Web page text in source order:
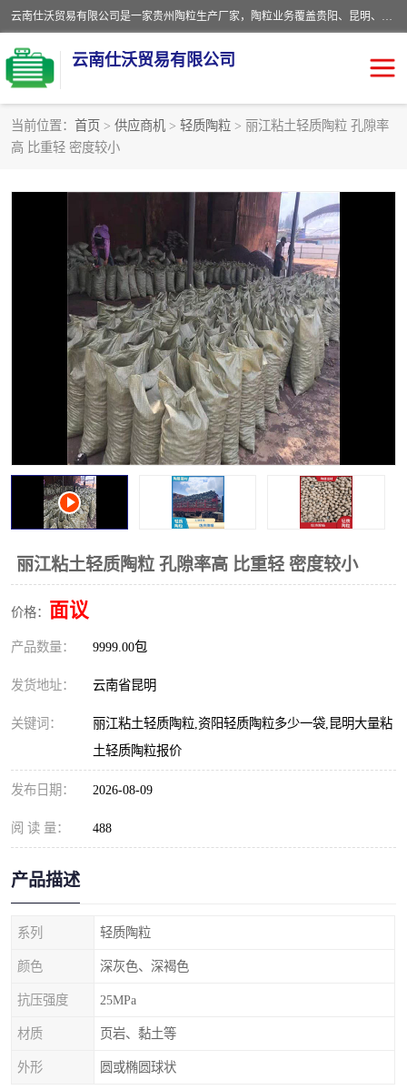
云南仕沃贸易有限公司是一家贵州陶粒生产厂家，陶粒业务覆盖贵阳、昆明、四川、云南、重庆等区域。批发贵阳陶粒、昆明陶粒、四川陶粒、云南陶粒、重庆陶粒，服务热线：*。仕沃贸易建材致力于建筑产业化、绿色建筑体系、产品和系统应用解决方案的企业。研发生产、销售和推广绿色建筑体系、建筑产业化体系的各种环保建筑产品。
云南仕沃贸易有限公司
当前位置： 首页 > 供应商机 > 轻质陶粒 > 丽江粘土轻质陶粒 孔隙率
高 比重轻 密度较小
丽江粘土轻质陶粒 孔隙率高 比重轻 密度较小
价格： 面议
产品数量： 9999.00包
发货地址： 云南省昆明
关键词：
丽江粘土轻质陶粒,资阳轻质陶粒多少一袋,昆明大量粘
土轻质陶粒报价
发布日期： 2026-08-09
阅 读 量： 488
产品描述
系列 轻质陶粒
颜色 深灰色、深褐色
抗压强度 25MPa
材质 页岩、黏土等
外形 圆或椭圆球状
陶粒
生物陶粒
陶粒砂 粘土陶粒
建筑陶粒 陶粒回填
轻质陶粒